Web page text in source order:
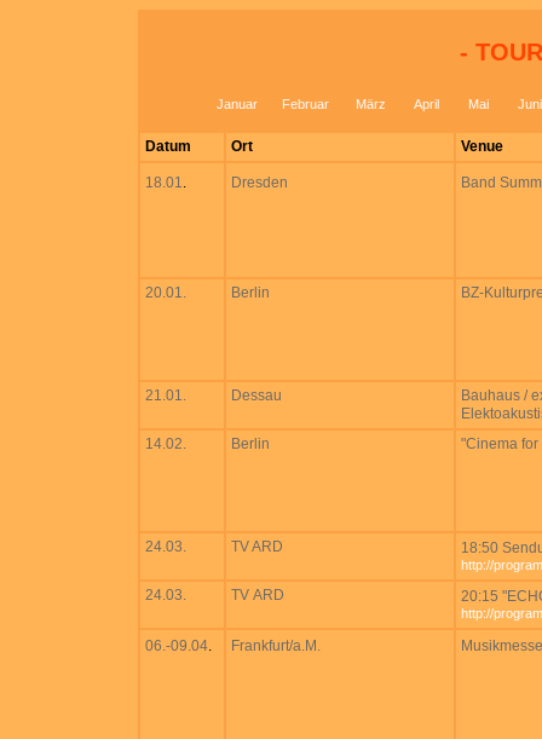
-
Januar Februar März April Mai Juni
Datum Ort Venue
18.01. Dresden Band
20.01. Berlin BZ-
21.01. Dessau
Bauhaus /
14.02.
Berlin "Cinema for
24.03. TV ARD 18:50
http://
24.03. TV ARD 20:15
http://
06.-09.04. Frankfurt/a.M.